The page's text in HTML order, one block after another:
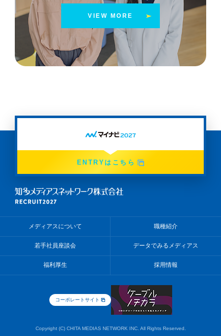
VIEW MORE
ENTRYはこちら
メディアスについて 職種紹介
若手社員座談会 データでみるメディアス
福利厚生 採用情報
コーポレートサイト
Copyright (C) CHITA MEDIAS NETWORK INC. All Rights Reserved.